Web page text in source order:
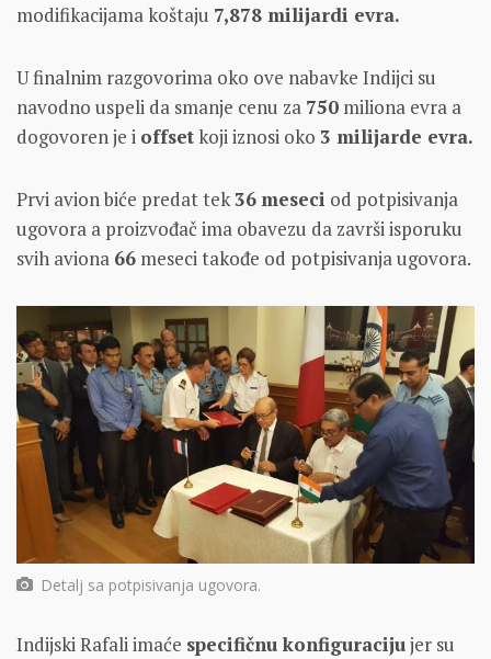
modifikacijama koštaju 7,878 milijardi evra.
U finalnim razgovorima oko ove nabavke Indijci su
navodno uspeli da smanje cenu za 750 miliona evra a
dogovoren je i offsetkoji iznosi oko 3 milijarde evra.
Prvi avion biće predat tek36 meseci od potpisivanja
ugovora a proizvođač ima obavezu da završi isporuku
svih aviona 66 meseci takođe od potpisivanja ugovora.
Detalj sa potpisivanja ugovora.
Indijski Rafali imaće specifičnu konfiguracijujer su